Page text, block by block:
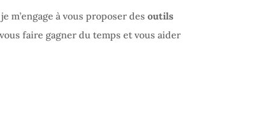
je m’engage à vous proposer des outils
faire gagner du temps et vous aider